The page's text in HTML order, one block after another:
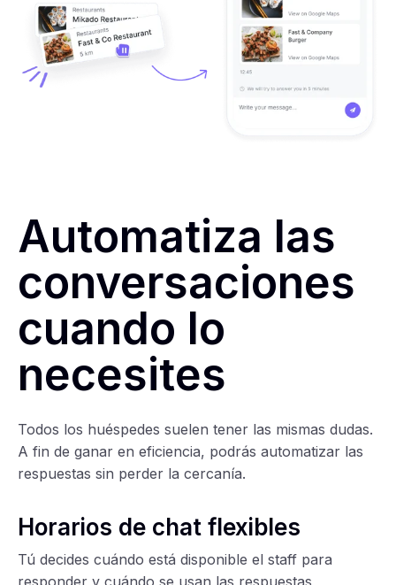
Automatiza las
conversaciones
cuando lo
necesites
Todos los huéspedes suelen tener las mismas dudas.
A fin de ganar en eficiencia, podrás automatizar las
respuestas sin perder la cercanía.
Horarios de chat flexibles
Tú decides cuándo está disponible el staff para
responder y cuándo se usan las respuestas